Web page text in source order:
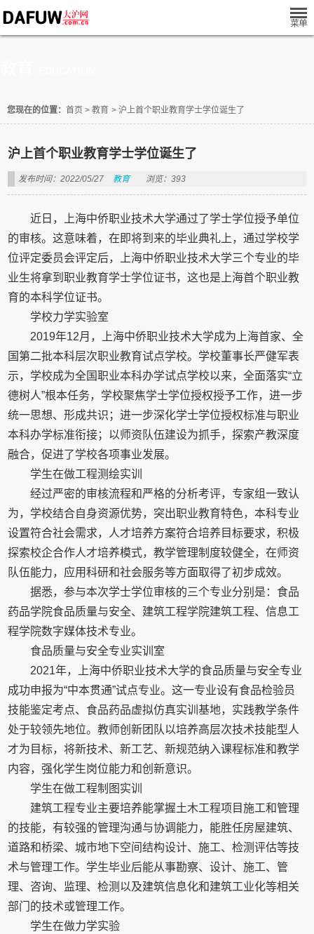
您现在的位置： 首页 > 教育 > 沪上首个职业教育学士学位诞生了
沪上首个职业教育学士学位诞生了
发布时间：2022/05/27 教育 浏览：393
近日，上海中侨职业技术大学通过了学士学位授予单位
的审核。这意味着，在即将到来的毕业典礼上，通过学校学
位评定委员会评定后，上海中侨职业技术大学三个专业的毕
业生将拿到职业教育学士学位证书，这也是上海首个职业教
育的本科学位证书。
学校力学实验室
2019年12月，上海中侨职业技术大学成为上海首家、全
国第二批本科层次职业教育试点学校。学校董事长严健军表
示，学校成为全国职业本科办学试点学校以来，全面落实“立
德树人”根本任务，学校聚焦学士学位授权授予工作，进一步
统一思想、形成共识；进一步深化学士学位授权标准与职业
本科办学标准衔接；以师资队伍建设为抓手，探索产教深度
融合，促进了学校各项事业发展。
学生在做工程测绘实训
经过严密的审核流程和严格的分析考评，专家组一致认
为，学校结合自身资源优势，突出职业教育特色，本科专业
设置符合社会需求，人才培养方案符合培养目标要求，积极
探索校企合作人才培养模式，教学管理制度较健全，在师资
队伍能力，应用科研和社会服务等方面取得了初步成效。
据悉，参与本次学士学位审核的三个专业分别是：食品
药品学院食品质量与安全、建筑工程学院建筑工程、信息工
程学院数字媒体技术专业。
食品质量与安全专业实训室
2021年，上海中侨职业技术大学的食品质量与安全专业
成功申报为“中本贯通”试点专业。这一专业设有食品检验员
技能鉴定考点、食品药品虚拟仿真实训基地，实践教学条件
处于较领先地位。教师创新团队以培养高层次技术技能型人
才为目标，将新技术、新工艺、新规范纳入课程标准和教学
内容，强化学生岗位能力和创新意识。
学生在做工程制图实训
建筑工程专业主要培养能掌握土木工程项目施工和管理
的技能，有较强的管理沟通与协调能力，能胜任房屋建筑、
道路和桥梁、城市地下空间结构设计、施工、检测评估等技
术与管理工作。学生毕业后能从事勘察、设计、施工、管
理、咨询、监理、检测以及建筑信息化和建筑工业化等相关
部门的技术或管理工作。
学生在做力学实验